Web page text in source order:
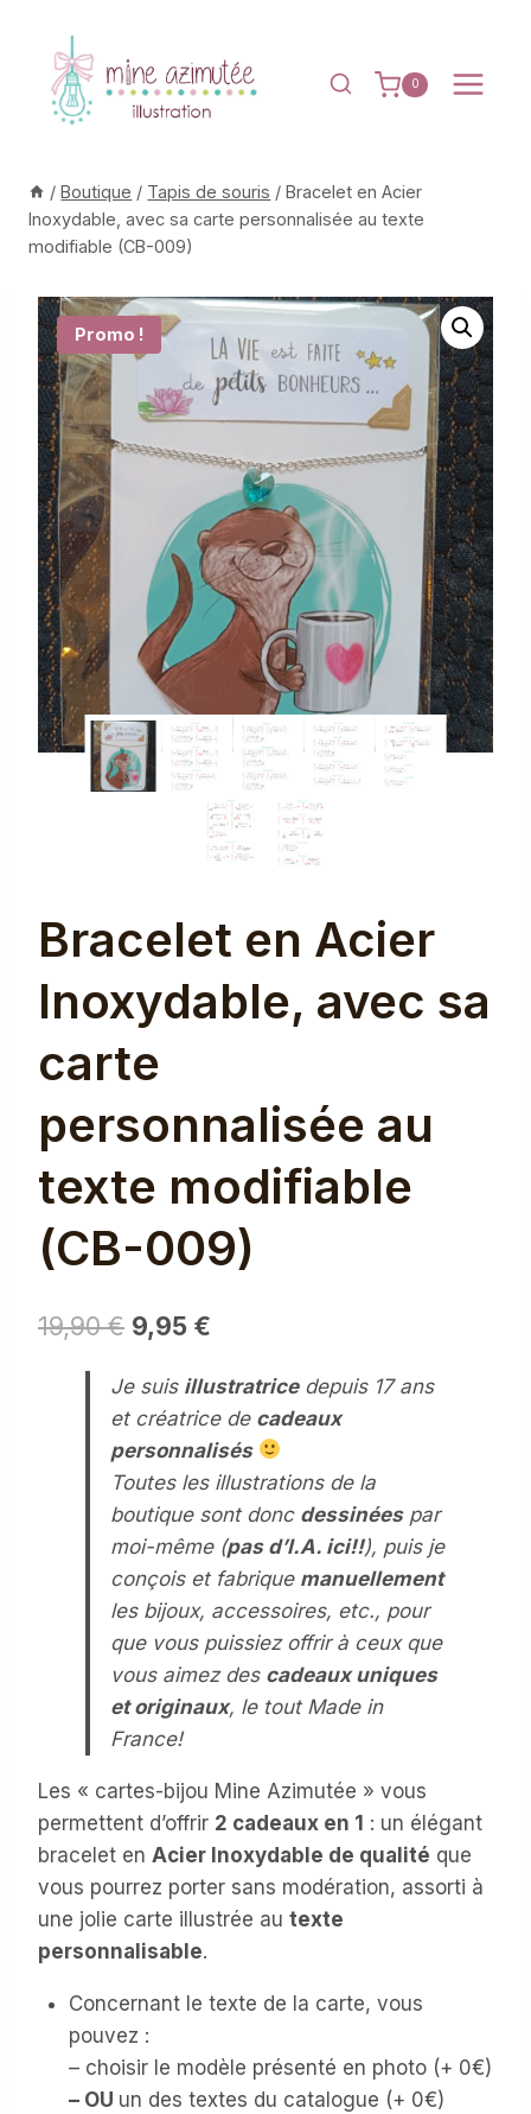
contenu
0
/ Boutique / Tapis de souris / Bracelet en Acier
Inoxydable, avec sa carte personnalisée au texte
modifiable (CB-009)
Promo !
Bracelet en Acier
Inoxydable, avec sa
carte
personnalisée au
texte modifiable
(CB-009)
19,90€ Le
initial
était :
19,90 €.
9,95 €
actuel
est :
9,95 €.
Je suis illustratricedepuis 17 ans
et créatrice de cadeaux
personnalisés
Toutes les illustrations de la
boutique sont donc dessinéespar
moi-même (pas d’I.A. ici!!), puis je
conçois et fabrique manuellement
les bijoux, accessoires, etc., pour
que vous puissiez offrir à ceux que
vous aimez des cadeaux uniques
et originaux, le tout Made in
France!
Les « cartes-bijou Mine Azimutée » vous
permettent d’offrir 2 cadeaux en 1 : un élégant
bracelet en Acier Inoxydable de qualité que
vous pourrez porter sans modération, assorti à
une jolie carte illustrée au texte
personnalisable.
Concernant le texte de la carte, vous
pouvez :
– choisir le modèle présenté en photo (+ 0€)
– OU un des textes du catalogue (+ 0€)